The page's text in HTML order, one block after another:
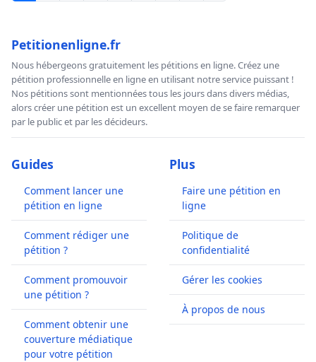
Petitionenligne.fr
Nous hébergeons gratuitement les pétitions en ligne. Créez une
pétition professionnelle en ligne en utilisant notre service puissant !
Nos pétitions sont mentionnées tous les jours dans divers médias,
alors créer une pétition est un excellent moyen de se faire remarquer
par le public et par les décideurs.
Guides
Comment lancer une
pétition en ligne
Comment rédiger une
pétition ?
Comment promouvoir
une pétition ?
Comment obtenir une
couverture médiatique
pour votre pétition
Plus
Faire une pétition en
ligne
Politique de
confidentialité
Gérer les cookies
À propos de nous